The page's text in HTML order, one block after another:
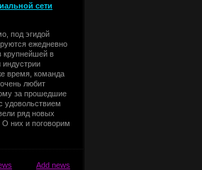
сети
под эгидой
ежедневно
крупнейшей в
индустрии
время, команда
любит
за прошедшие
удовольствием
ряд новых
них и поговорим
Add news